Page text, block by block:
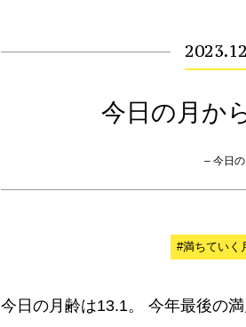
今日の月か
– 今日
#満ちていく
今日の月齢は13.1。 今年最後の